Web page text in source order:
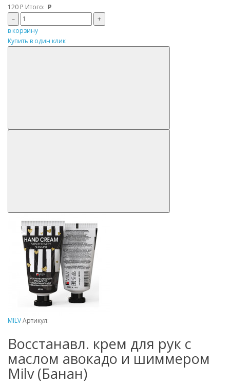
120 Р Итого: Р
–
+
в корзину
Купить в один клик
MILVАртикул:
Восстанавл. крем для рук с
маслом авокадо и шиммером
Milv (Банан)